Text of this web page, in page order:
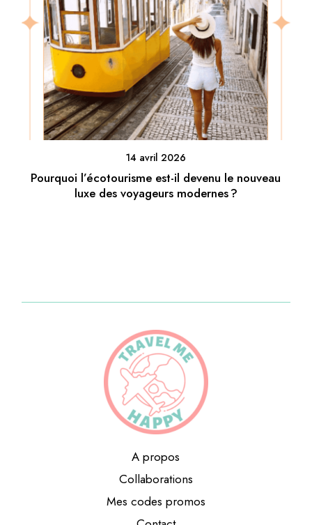
14 avril 2026
Pourquoi l’écotourisme est-il devenu le nouveau
luxe des voyageurs modernes ?
A propos
Collaborations
Mes codes promos